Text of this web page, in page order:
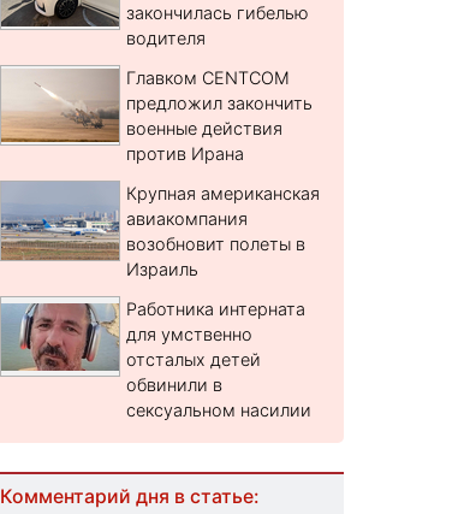
закончилась гибелью
водителя
Главком CENTCOM
предложил закончить
военные действия
против Ирана
Крупная американская
авиакомпания
возобновит полеты в
Израиль
Работника интерната
для умственно
отсталых детей
обвинили в
сексуальном насилии
Комментарий дня в статье: